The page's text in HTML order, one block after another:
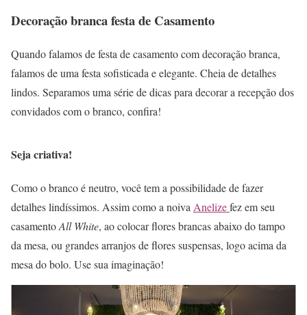
Decoração branca festa de Casamento
Quando falamos de festa de casamento com decoração branca,
falamos de uma festa sofisticada e elegante. Cheia de detalhes
lindos. Separamos uma série de dicas para decorar a recepção dos
convidados com o branco, confira!
Seja criativa!
Como o branco é neutro, você tem a possibilidade de fazer
detalhes lindíssimos. Assim como a noiva Anelizefez em seu
casamentoAll White, ao colocar flores brancas abaixo do tampo
da mesa, ou grandes arranjos de flores suspensas, logo acima da
mesa do bolo. Use sua imaginação!